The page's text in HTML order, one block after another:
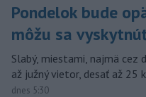
Pondelok bude
môžu sa
Slabý, miestami, najmä cez
až južný vietor, desať až 25
dnes 5:30